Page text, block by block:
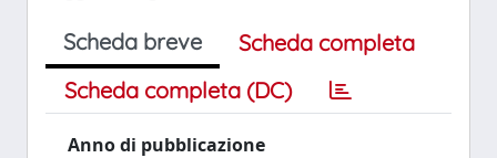
Scheda breve
Scheda completa
Scheda completa (DC)
Anno di pubblicazione